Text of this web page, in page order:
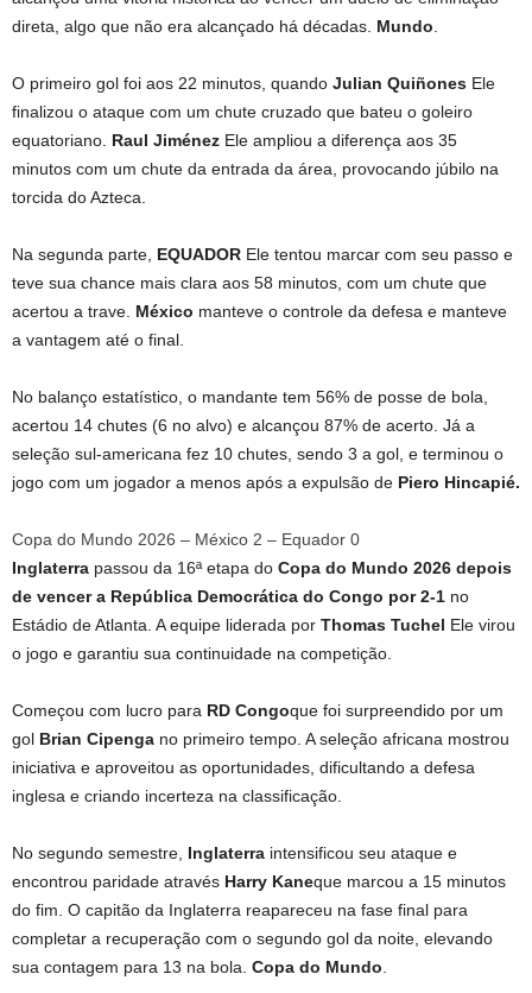
direta, algo que não era alcançado há décadas. Mundo
O primeiro gol foi aos 22 minutos, quando Julian Quiñones Ele
finalizou o ataque com um chute cruzado que bateu o goleiro
equatoriano. Raul Jiménez Ele ampliou a diferença aos 35
minutos com um chute da entrada da área, provocando júbilo na
torcida do Azteca.
Na segunda parte, EQUADOR Ele tentou marcar com seu passo e
teve sua chance mais clara aos 58 minutos, com um chute que
acertou a trave. México manteve o controle da defesa e manteve
a vantagem até o final.
No balanço estatístico, o mandante tem 56% de posse de bola,
acertou 14 chutes (6 no alvo) e alcançou 87% de acerto. Já a
seleção sul-americana fez 10 chutes, sendo 3 a gol, e terminou o
jogo com um jogador a menos após a expulsão de Piero Hincapié.
Copa do Mundo 2026 – México 2 – Equador 0
Inglaterra passou da 16ª etapa do Copa do Mundo 2026 depois
de vencer a República Democrática do Congo por 2-1 no
Estádio de Atlanta. A equipe liderada por Thomas Tuchel Ele virou
o jogo e garantiu sua continuidade na competição.
Começou com lucro para RD Congoque foi surpreendido por um
gol Brian Cipenga no primeiro tempo. A seleção africana mostrou
iniciativa e aproveitou as oportunidades, dificultando a defesa
inglesa e criando incerteza na classificação.
No segundo semestre, Inglaterra intensificou seu ataque e
encontrou paridade através Harry Kaneque marcou a 15 minutos
do fim. O capitão da Inglaterra reapareceu na fase final para
completar a recuperação com o segundo gol da noite, elevando
sua contagem para 13 na bola. Copa do Mundo